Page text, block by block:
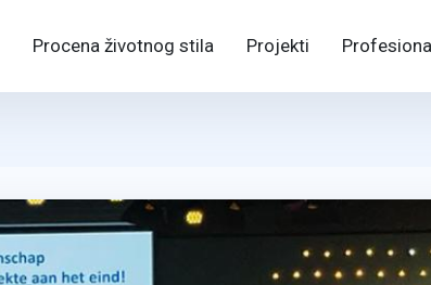
Procena životnog stila Projekti